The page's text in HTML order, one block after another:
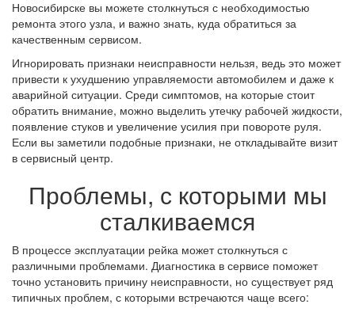
Новосибирске вы можете столкнуться с необходимостью
ремонта этого узла, и важно знать, куда обратиться за
качественным сервисом.
Игнорировать признаки неисправности нельзя, ведь это может
привести к ухудшению управляемости автомобилем и даже к
аварийной ситуации. Среди симптомов, на которые стоит
обратить внимание, можно выделить утечку рабочей жидкости,
появление стуков и увеличение усилия при повороте руля.
Если вы заметили подобные признаки, не откладывайте визит
в сервисный центр.
Проблемы, с которыми мы
сталкиваемся
В процессе эксплуатации рейка может столкнуться с
различными проблемами. Диагностика в сервисе поможет
точно установить причину неисправности, но существует ряд
типичных проблем, с которыми встречаются чаще всего: